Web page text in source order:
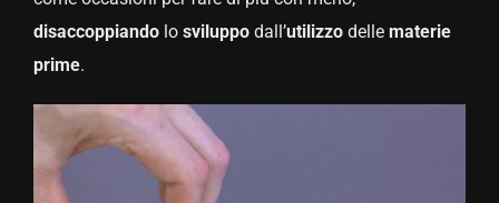
disaccoppiandolo sviluppodall’utilizzodelle materie
prime.